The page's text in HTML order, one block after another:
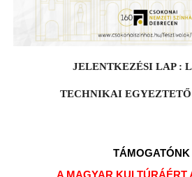
JELENTKEZÉSI LAP :
TECHNIKAI
TÁMOGATÓNK